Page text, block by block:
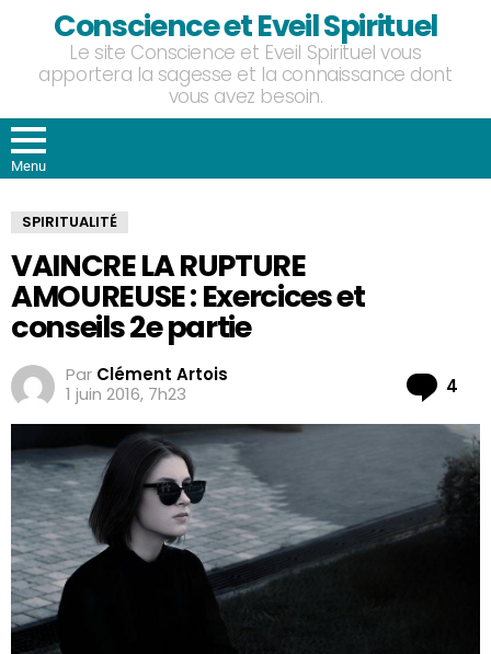
Conscience et Eveil Spirituel
Le site Conscience et Eveil Spirituel vous
apportera la sagesse et la connaissance dont
vous avez besoin.
Menu
SPIRITUALITÉ
VAINCRE LA RUPTURE
AMOUREUSE : Exercices et
conseils 2e partie
Par Clément Artois
1 juin 2016, 7h23
4